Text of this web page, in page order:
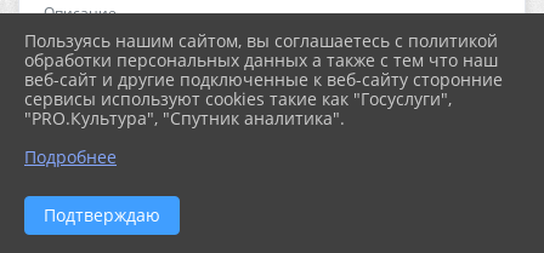
Описание
Текст:
Пользуясь нашим сайтом, вы соглашаетесь с политикой
обработки персональных данных а также с тем что наш
веб-сайт и другие подключенные к веб-сайту сторонние
сервисы используют cookies такие как "Госуслуги",
"PRO.Культура", "Спутник аналитика".
Подробнее
Подтверждаю